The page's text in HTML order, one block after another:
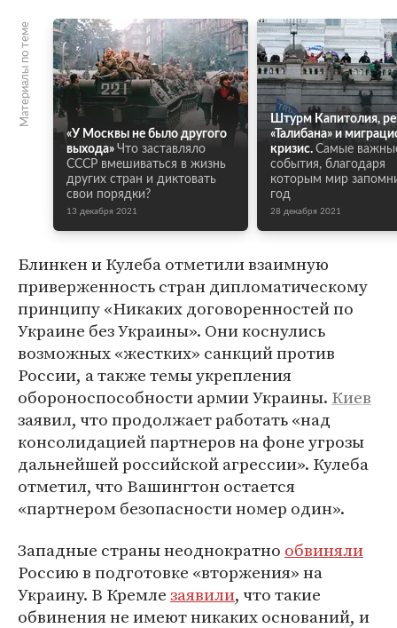
Материалы по теме
«У Москвы не было другого
выхода» Что заставляло
СССР вмешиваться в жизнь
других стран и диктовать
свои порядки?
13 декабря 2021
Штурм Капитолия,
«Талибана» и
кризис. Самые
события, благодаря
которым мир
год
28 декабря 2021
Блинкен и Кулеба отметили взаимную
приверженность стран дипломатическому
принципу «Никаких договоренностей по
Украине без Украины». Они коснулись
возможных «жестких» санкций против
России, а также темы укрепления
обороноспособности армии Украины. Киев
заявил, что продолжает работать «над
консолидацией партнеров на фоне угрозы
дальнейшей российской агрессии». Кулеба
отметил, что Вашингтон остается
«партнером безопасности номер один».
Западные страны неоднократно обвиняли
Россию в подготовке «вторжения» на
Украину. В Кремлезаявили, что такие
обвинения не имеют никаких оснований, и